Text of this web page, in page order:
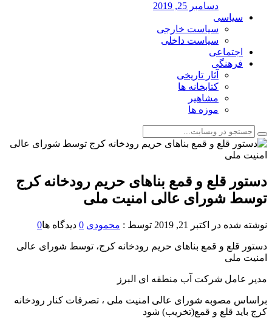
دسامبر 25, 2019
سیاسی
سیاست خارجی
سیاست داخلی
اجتماعی
فرهنگی
آثار تاریخی
کتابخانه ها
مشاهیر
موزه ها
دستور قلع و قمع بناهای حریم رودخانه کرج
توسط شورای عالی امنیت ملی
نوشته شده در اکتبر 21, 2019 توسط : محمودی 0 دیدگاه ها0
دستور قلع و قمع بناهای حریم رودخانه کرج، توسط شورای عالی
امنیت ملی
مدیر عامل شرکت آب منطقه ‌ای البرز
براساس مصوبه شورای عالی امنیت ملی ، تصرفات کنار رودخانه
کرج باید قلع و قمع(تخریب) شود